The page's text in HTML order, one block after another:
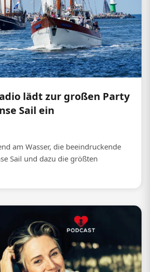
lädt zur großen Party
Sail ein
am Wasser, die beeindruckende
Sail und dazu die größten